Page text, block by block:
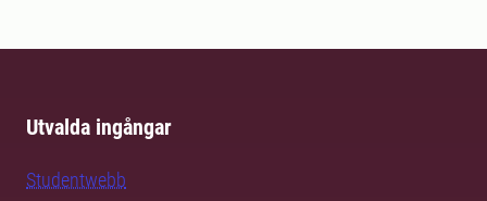
Utvalda ingångar
Studentwebb